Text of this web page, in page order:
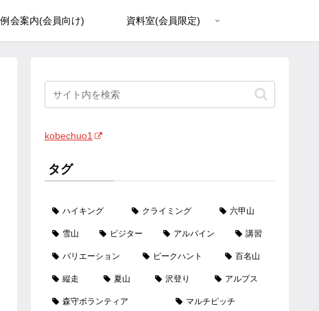
例会案内(会員向け) 資料室(会員限定)
kobechuo1
タグ
ハイキング クライミング 六甲山
雪山 ビジター アルパイン 講習
バリエーション ピークハント 百名山
縦走 夏山 沢登り アルプス
森守ボランティア マルチピッチ